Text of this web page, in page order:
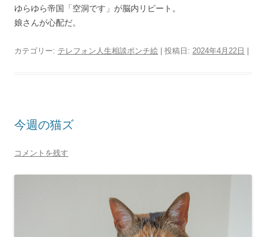
ゆらゆら帝国「空洞です」が脳内リピート。
娘さんが心配だ。
カテゴリー: テレフォン人生相談ポンチ絵 | 投稿日: 2024年4月22日
今週の猫ズ
コメントを残す